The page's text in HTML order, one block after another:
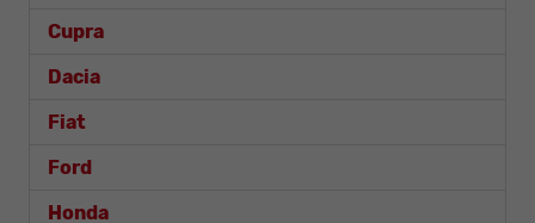
Cupra
Dacia
Fiat
Ford
Honda